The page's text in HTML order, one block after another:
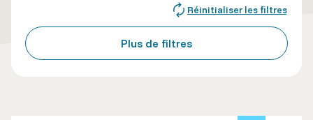
Réinitialiser les filtres
Plus de filtres